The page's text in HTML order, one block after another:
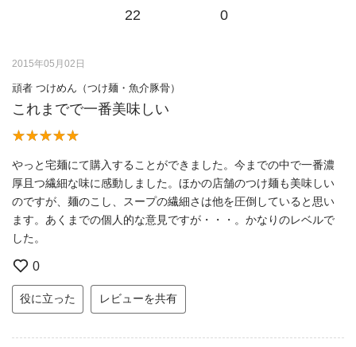
22 0
2015年05月02日
頑者 つけめん（つけ麺・魚介豚骨）
これまでで一番美味しい
やっと宅麺にて購入することができました。今までの中で一番濃
厚且つ繊細な味に感動しました。ほかの店舗のつけ麺も美味しい
のですが、麺のこし、スープの繊細さは他を圧倒していると思い
ます。あくまでの個人的な意見ですが・・・。かなりのレベルで
した。
0
役に立った レビューを共有